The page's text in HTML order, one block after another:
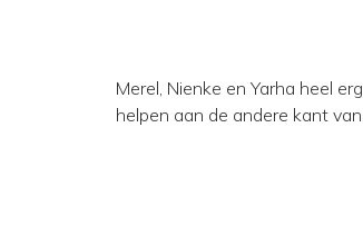
Merel, Nienke en Yarha heel
helpen aan de andere kant